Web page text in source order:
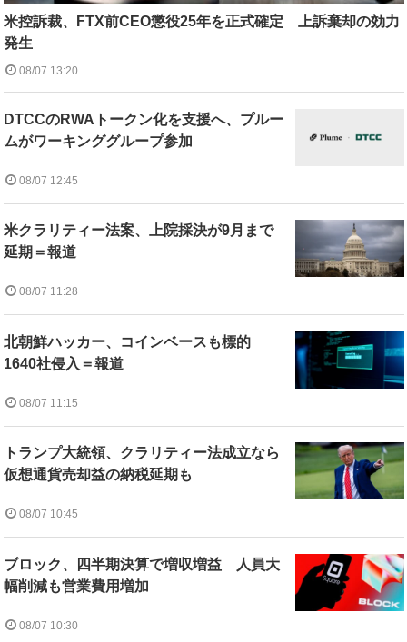
米控訴裁、FTX前CEO懲役25年を正式確定 上訴棄却の効力
発生
08/07 13:20
DTCCのRWAトークン化を支援へ、プルー
ムがワーキンググループ参加
08/07 12:45
米クラリティー法案、上院採決が9月まで
延期＝報道
08/07 11:28
北朝鮮ハッカー、コインベースも標的
1640社侵入＝報道
08/07 11:15
トランプ大統領、クラリティー法成立なら
仮想通貨売却益の納税延期も
08/07 10:45
ブロック、四半期決算で増収増益 人員大
幅削減も営業費用増加
08/07 10:30